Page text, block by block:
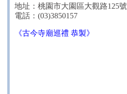
地址：桃園市大園區大觀路125號
電話：(03)3850157
《古今寺廟巡禮 恭製》